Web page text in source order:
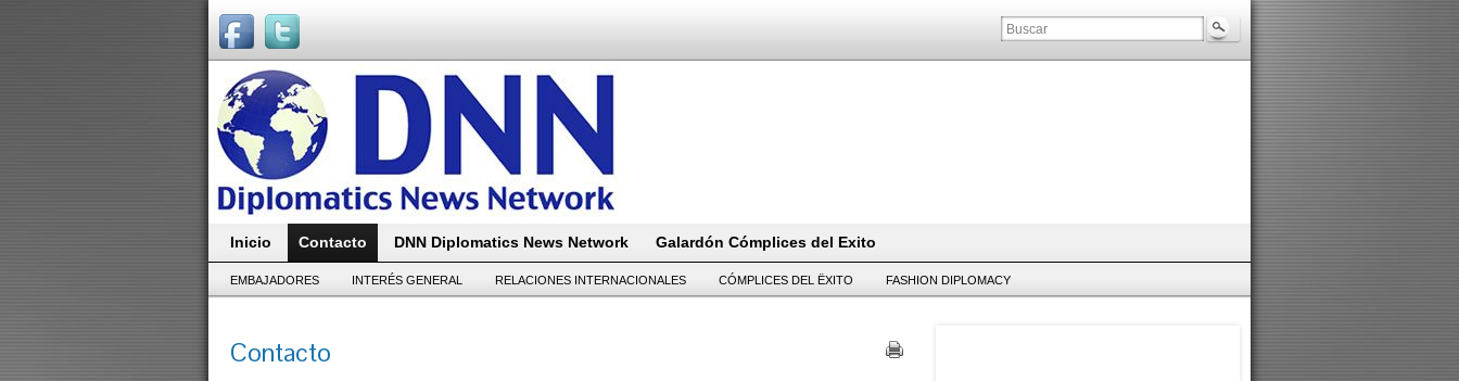
Inicio Contacto DNN Diplomatics News Network Galardón Cómplices del Exito
EMBAJADORES INTERÉS GENERAL RELACIONES INTERNACIONALES CÓMPLICES DEL ËXITO FASHION DIPLOMACY
Contacto